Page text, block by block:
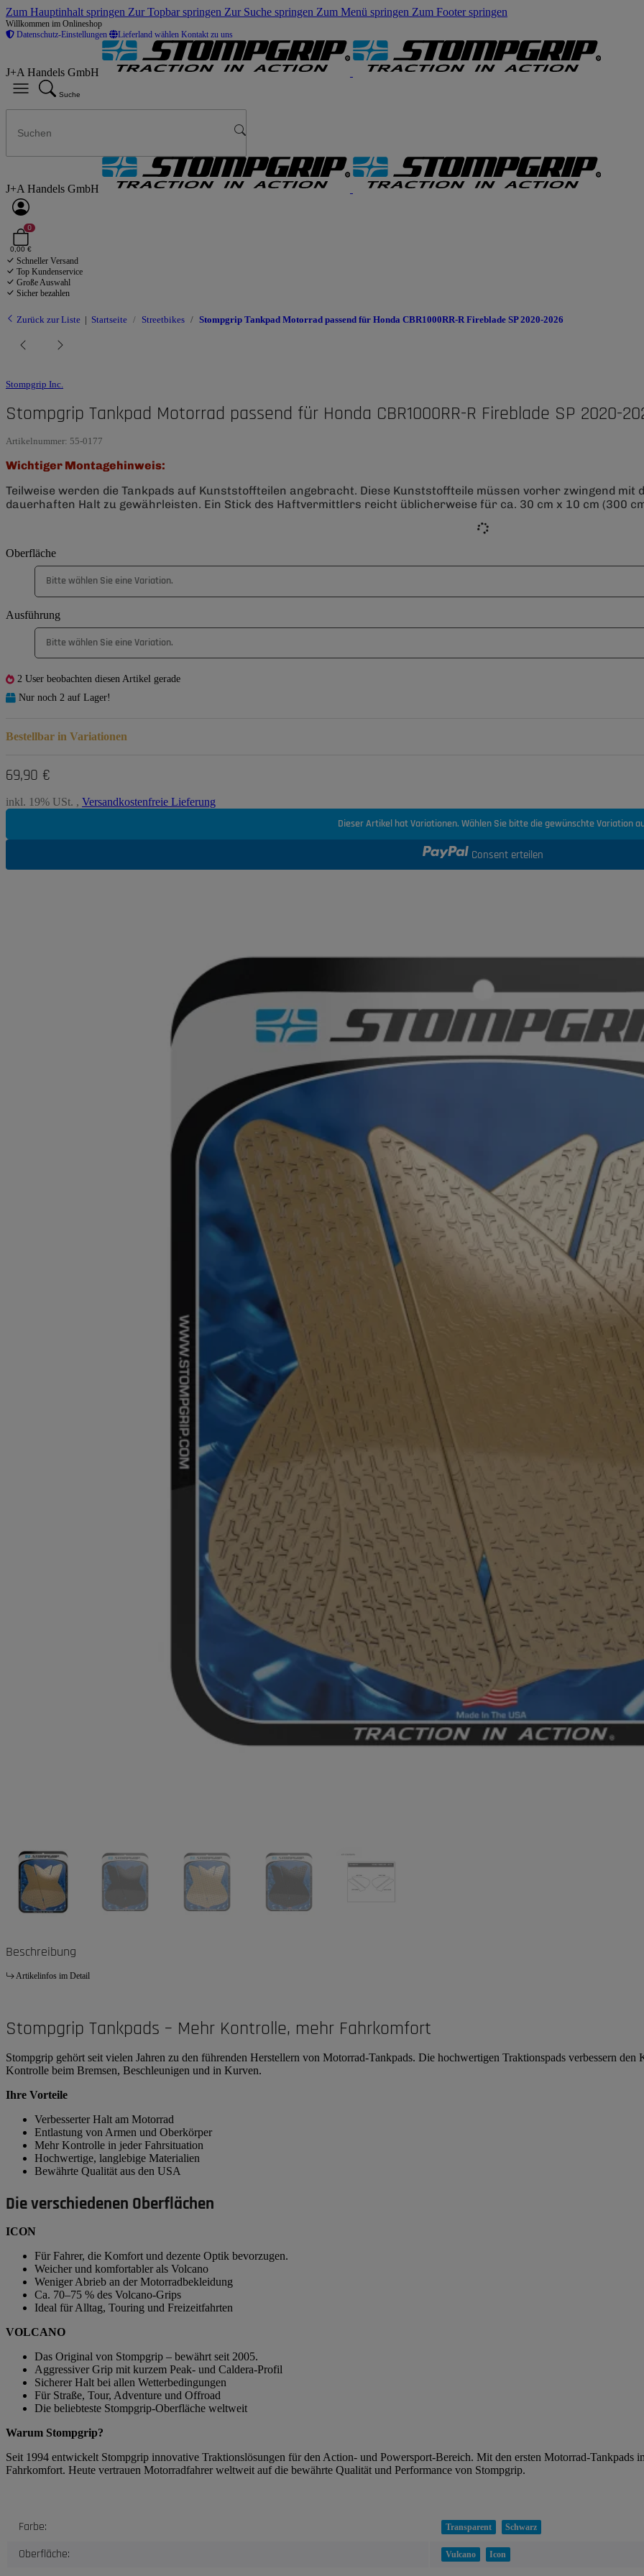
Zum Hauptinhalt springen Zur Topbar springen Zur Suche springen Zum Menü springen Zum Footer springen
Willkommen im Onlineshop
Datenschutz-Einstellungen
Lieferland wählen Kontakt zu uns
J+A Handels GmbH
Suche
J+A Handels GmbH
0
0,00 €
Schneller Versand
Top Kundenservice
Große Auswahl
Sicher bezahlen
Zurück zur Liste Startseite Streetbikes Stompgrip Tankpad Motorrad passend für Honda CBR1000RR-R Fireblade SP 2020-2026
Stompgrip Inc.
Stompgrip Tankpad Motorrad passend für Honda CBR1000RR-R Fireblade SP 2020-
Artikelnummer: 55-0177
Wichtiger Montagehinweis:
Teilweise werden die Tankpads auf Kunststoffteilen angebracht. Diese Kunststoffteile müssen vorher zwingend
dauerhaften Halt zu gewährleisten. Ein Stick des Haftvermittlers reicht üblicherweise für ca. 30 cm x 10 cm (300
Oberfläche
Bitte wählen Sie eine Variation.
Ausführung
Bitte wählen Sie eine Variation.
2 User beobachten diesen Artikel gerade
Nur noch 2 auf Lager!
Bestellbar in Variationen
69,90 €
inkl. 19% USt. , Versandkostenfreie Lieferung
Dieser Artikel hat Variationen. Wählen Sie bitte die gewünschte Variation
Consent erteilen
Beschreibung
Artikelinfos im Detail
Stompgrip Tankpads – Mehr Kontrolle, mehr Fahrkomfort
Stompgrip gehört seit vielen Jahren zu den führenden Herstellern von Motorrad-Tankpads. Die hochwertigen Traktionspads verbessern
Kontrolle beim Bremsen, Beschleunigen und in Kurven.
Ihre Vorteile
Verbesserter Halt am Motorrad
Entlastung von Armen und Oberkörper
Mehr Kontrolle in jeder Fahrsituation
Hochwertige, langlebige Materialien
Bewährte Qualität aus den USA
Die verschiedenen Oberflächen
ICON
Für Fahrer, die Komfort und dezente Optik bevorzugen.
Weicher und komfortabler als Volcano
Weniger Abrieb an der Motorradbekleidung
Ca. 70–75 % des Volcano-Grips
Ideal für Alltag, Touring und Freizeitfahrten
VOLCANO
Das Original von Stompgrip – bewährt seit 2005.
Aggressiver Grip mit kurzem Peak- und Caldera-Profil
Sicherer Halt bei allen Wetterbedingungen
Für Straße, Tour, Adventure und Offroad
Die beliebteste Stompgrip-Oberfläche weltweit
Warum Stompgrip?
Seit 1994 entwickelt Stompgrip innovative Traktionslösungen für den Action- und Powersport-Bereich. Mit den ersten Motorrad-Tankpads
Fahrkomfort. Heute vertrauen Motorradfahrer weltweit auf die bewährte Qualität und Performance von Stompgrip.
Produkteigenschaft
Wert
Farbe: Transparent Schwarz
Oberfläche: Vulcano Icon